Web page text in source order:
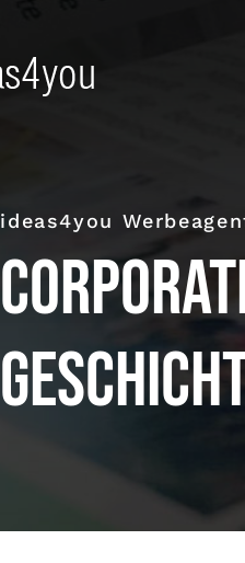
ideas4you